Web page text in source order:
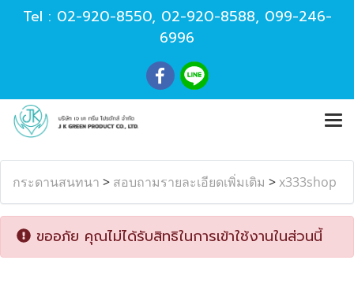
Tel : 02-920-8550, 02-920-8588, 099-246-
6996
กระดานสนทนา > สอบถามรายละเอียดเพิ่มเติม >x333shop
ขออภัย คุณไม่ได้รับสิทธิในการเข้าใช้งานในส่วนนี้